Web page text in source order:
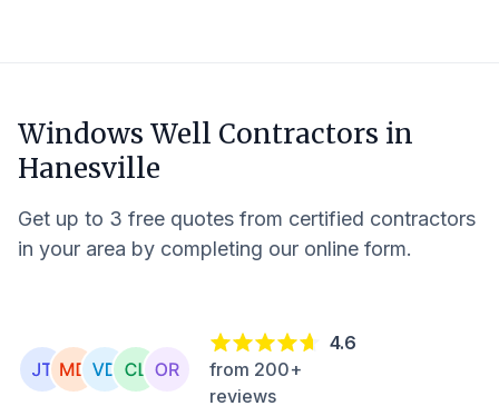
Windows Well Contractors in
Hanesville
Get up to 3 free quotes from certified contractors
in your area by completing our online form.
4.6
from 200+
reviews